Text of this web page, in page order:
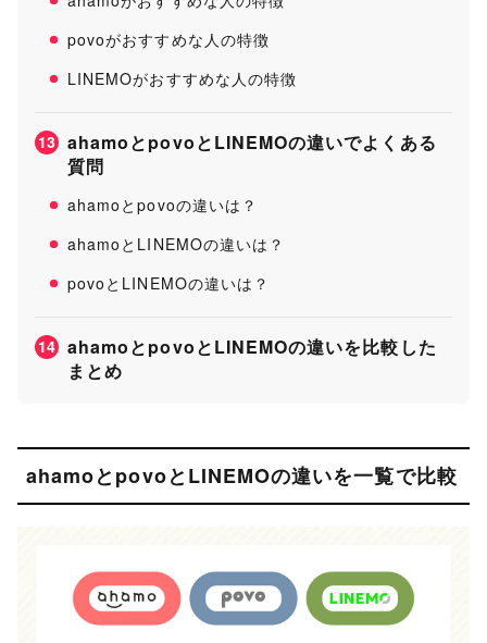
povoがおすすめな人の特徴
LINEMOがおすすめな人の特徴
13 ahamoとpovoとLINEMOの違いでよくある
質問
ahamoとpovoの違いは？
ahamoとLINEMOの違いは？
povoとLINEMOの違いは？
14 ahamoとpovoとLINEMOの違いを比較した
まとめ
ahamoとpovoとLINEMOの違いを一覧で比較